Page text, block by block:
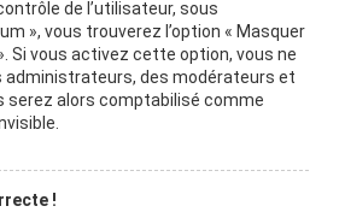
de l’utilisateur, sous
», vous trouverez l’option « Masquer
Si vous activez cette option, vous ne
administrateurs, des modérateurs et
serez alors comptabilisé comme
!